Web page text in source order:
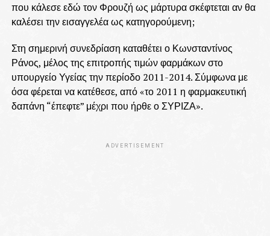
που κάλεσε εδώ τον Φρουζή ως μάρτυρα σκέφτεται αν θα
καλέσει την εισαγγελέα ως κατηγορούμενη;
Στη σημερινή συνεδρίαση καταθέτει ο Κωνσταντίνος
Ράνος, μέλος της επιτροπής τιμών φαρμάκων στο
υπουργείο Υγείας την περίοδο 2011-2014. Σύμφωνα με
όσα φέρεται να κατέθεσε, από «το 2011 η φαρμακευτική
δαπάνη “έπεφτε” μέχρι που ήρθε ο ΣΥΡΙΖΑ».
ADVERTISEMENT